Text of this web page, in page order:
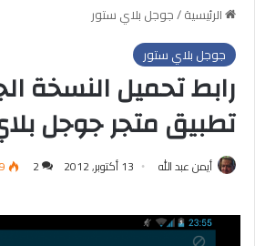
الرئيسية/جوجل بلاي ستور
جوجل بلاي ستور
رابط تحميل النسخة
تطبيق متجر جوجل
أيمن عبد الله 13 أكتوبر, 2012 2